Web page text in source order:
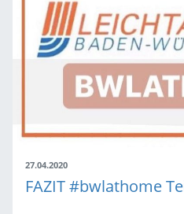
27.04.2020
FAZIT #bwlathome